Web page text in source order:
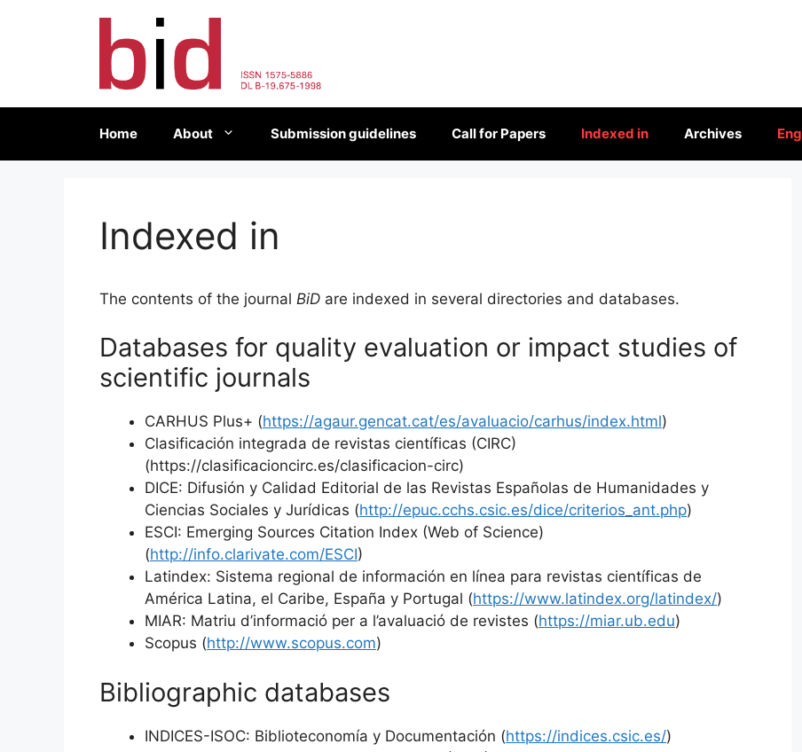
Home About Submission guidelines Call for Papers Indexed in Archives
Indexed in
The contents of the journal BiD are indexed in several directories and databases.
Databases for quality evaluation or impact studies of
scientific journals
CARHUS Plus+ (https://agaur.gencat.cat/es/avaluacio/carhus/index.html)
Clasificación integrada de revistas científicas (CIRC)
(https://clasificacioncirc.es/clasificacion-circ)
DICE: Difusión y Calidad Editorial de las Revistas Españolas de Humanidades y
Ciencias Sociales y Jurídicas (http://epuc.cchs.csic.es/dice/criterios_ant.php)
ESCI: Emerging Sources Citation Index (Web of Science)
(http://info.clarivate.com/ESCI)
Latindex: Sistema regional de información en línea para revistas científicas de
América Latina, el Caribe, España y Portugal (https://www.latindex.org/latindex/)
MIAR: Matriu d’informació per a l’avaluació de revistes (https://miar.ub.edu)
Scopus (http://www.scopus.com)
Bibliographic databases
INDICES-ISOC: Biblioteconomía y Documentación (https://indices.csic.es/)